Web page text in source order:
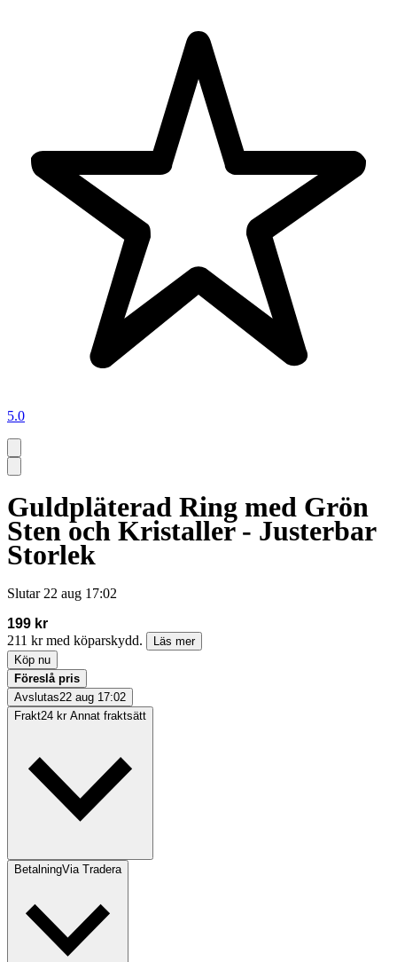
5.0
Guldpläterad Ring med Grön
Sten och Kristaller - Justerbar
Storlek
Slutar 22 aug 17:02
199 kr
211 kr med köparskydd.
Läs mer
Köp nu
Föreslå pris
Avslutas22 aug 17:02
Frakt24 kr Annat fraktsätt
BetalningVia Tradera